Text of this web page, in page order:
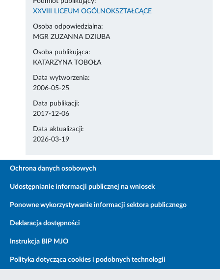
XXVIII LICEUM OGÓLNOKSZTAŁCĄCE
Osoba odpowiedzialna:
MGR ZUZANNA DZIUBA
Osoba publikująca:
KATARZYNA TOBOŁA
Data wytworzenia:
2006-05-25
Data publikacji:
2017-12-06
Data aktualizacji:
2026-03-19
Ochrona danych osobowych
Udostępnianie informacji publicznej na wniosek
Ponowne wykorzystywanie informacji sektora publicznego
Deklaracja dostępności
Instrukcja BIP MJO
Polityka dotycząca cookies i podobnych technologii